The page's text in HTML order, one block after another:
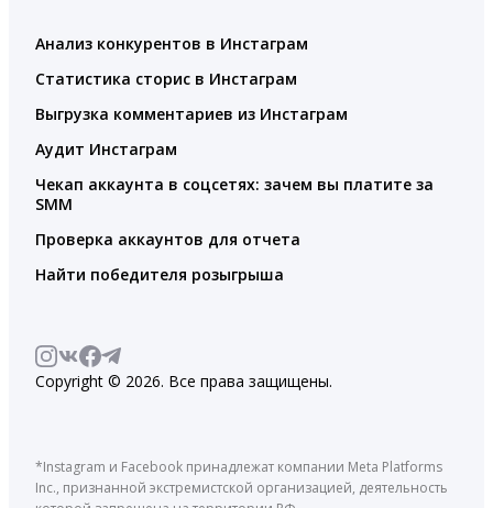
Анализ конкурентов в Инстаграм
Статистика сторис в Инстаграм
Выгрузка комментариев из Инстаграм
Аудит Инстаграм
Чекап аккаунта в соцсетях: зачем вы платите за
SMM
Проверка аккаунтов для отчета
Найти победителя розыгрыша
Copyright © 2026. Все права защищены.
*Instagram и Facebook принадлежат компании Meta Platforms
Inc., признанной экстремистской организацией, деятельность